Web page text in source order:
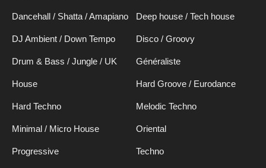
Dancehall / Shatta / Amapiano Deep house / Tech house
DJ Ambient / Down Tempo Disco / Groovy
Drum & Bass / Jungle / UK Généraliste
House Hard Groove / Eurodance
Hard Techno Melodic Techno
Minimal / Micro House Oriental
Progressive Techno